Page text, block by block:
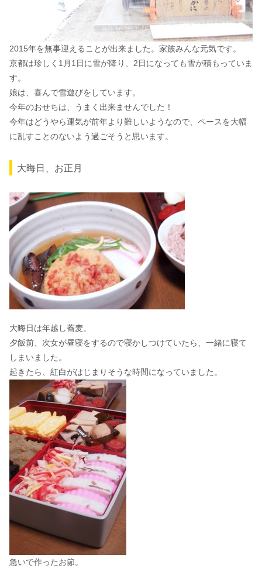
2015年を無事迎えることが出来ました。家族みんな元気です。
京都は珍しく1月1日に雪が降り、2日になっても雪が積もっていま
す。
娘は、喜んで雪遊びをしています。
今年のおせちは、うまく出来ませんでした！
今年はどうやら運気が前年より難しいようなので、ペースを大幅
に乱すことのないよう過ごそうと思います。
大晦日、お正月
大晦日は年越し蕎麦。
夕飯前、次女が昼寝をするので寝かしつけていたら、一緒に寝て
しまいました。
起きたら、紅白がはじまりそうな時間になっていました。
急いで作ったお節。